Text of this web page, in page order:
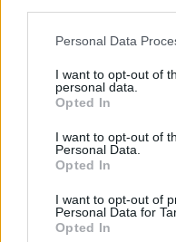
Please note that this
not limited to your visit
grant or deny consent to
use your data for below
consent section.
Personal Data
I want to opt-out of
personal data.
Opted In
I want to opt-out of
Personal Data.
Opted In
I want to opt-out of
Personal Data for
Opted In
Nagymamám
receptje
Falatom•2019. április 15.